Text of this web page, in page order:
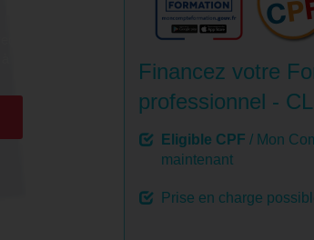
Financez votre
professionnel -
Eligible CPF / Mon
maintenant
Prise en charge